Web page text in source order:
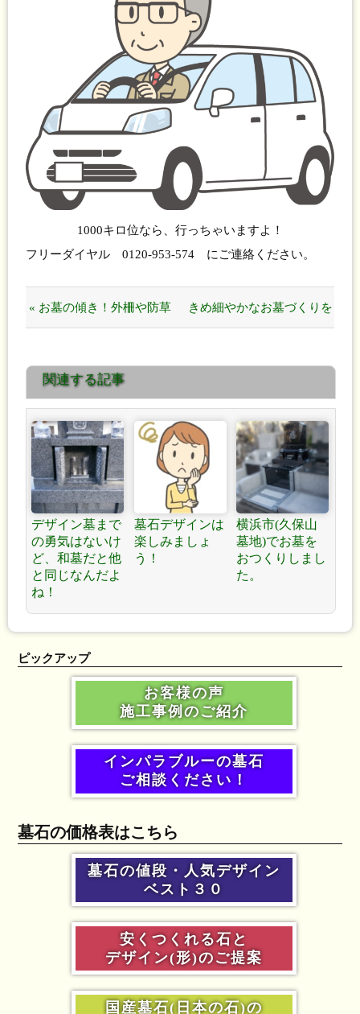
1000キロ位なら、行っちゃいますよ！
フリーダイヤル 0120-953-574 にご連絡ください。
« お墓の傾き！外柵や防草
積もりを！
きめ細やかなお墓づくりを
関連する記事
デザイン墓まで
の勇気はないけ
ど、和墓だと他
と同じなんだよ
ね！
墓石デザインは
楽しみましょ
う！
横浜市(久保山
墓地)でお墓を
おつくりしまし
た。
ピックアップ
お客様の声
施工事例のご紹介
インパラブルーの墓石
ご相談ください！
墓石の価格表はこちら
墓石の値段・人気デザイン
ベスト３０
安くつくれる石と
デザイン(形)のご提案
国産墓石(日本の石)の